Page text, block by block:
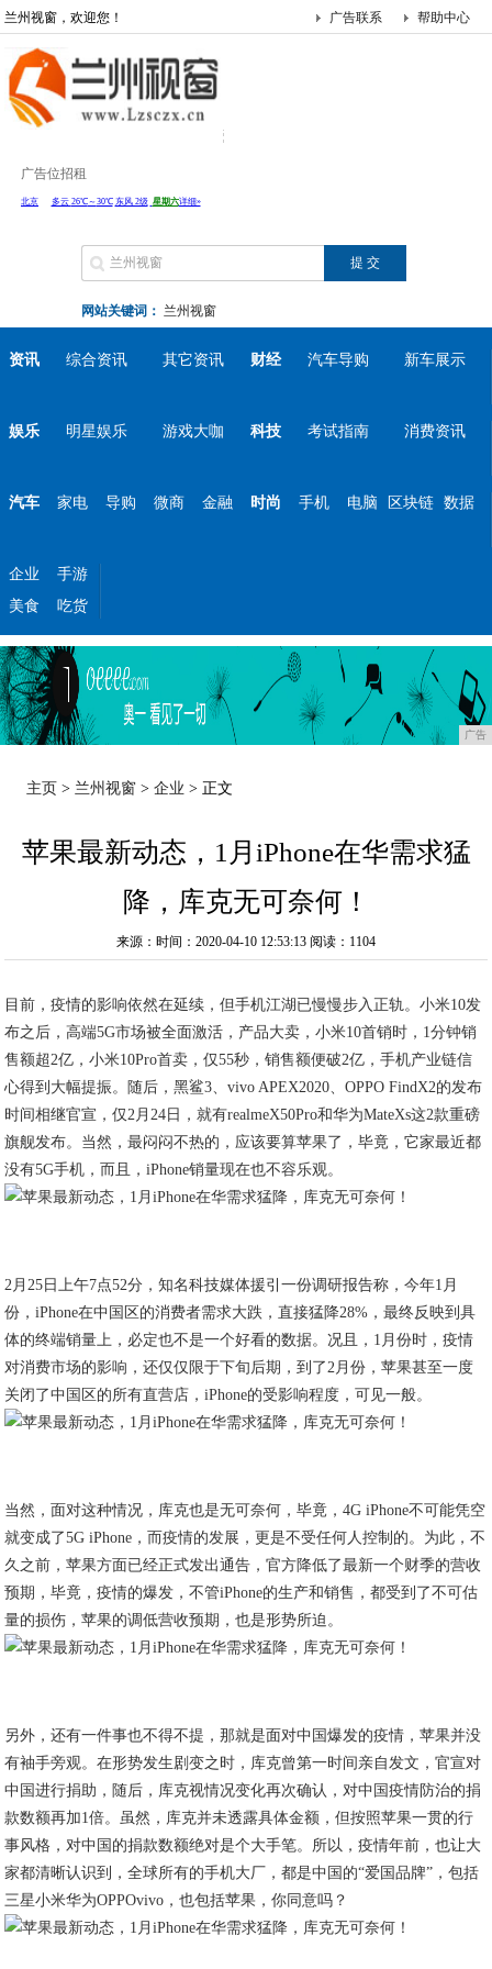
兰州视窗，欢迎您！ 帮助中心
广告联系
广告位招租
网站关键词： 兰州视窗
资讯 综合资讯 其它资讯 财经 汽车导购 新车展示
娱乐 明星娱乐 游戏大咖 科技 考试指南 消费资讯
汽车 家电 导购 微商 金融 时尚 手机 电脑 区块链 数据
企业
手游
美食
吃货
广告
主页 > 兰州视窗 >企业 > 正文
苹果最新动态，1月iPhone在华需求猛
降，库克无可奈何！
来源：时间：2020-04-10 12:53:13 阅读：1104
目前，疫情的影响依然在延续，但手机江湖已慢慢步入正轨。小米10发
布之后，高端5G市场被全面激活，产品大卖，小米10首销时，1分钟销
售额超2亿，小米10Pro首卖，仅55秒，销售额便破2亿，手机产业链信
心得到大幅提振。随后，黑鲨3、vivo APEX2020、OPPO FindX2的发布
时间相继官宣，仅2月24日，就有realmeX50Pro和华为MateXs这2款重磅
旗舰发布。当然，最闷闷不热的，应该要算苹果了，毕竟，它家最近都
没有5G手机，而且，iPhone销量现在也不容乐观。
2月25日上午7点52分，知名科技媒体援引一份调研报告称，今年1月
份，iPhone在中国区的消费者需求大跌，直接猛降28%，最终反映到具
体的终端销量上，必定也不是一个好看的数据。况且，1月份时，疫情
对消费市场的影响，还仅仅限于下旬后期，到了2月份，苹果甚至一度
关闭了中国区的所有直营店，iPhone的受影响程度，可见一般。
当然，面对这种情况，库克也是无可奈何，毕竟，4G iPhone不可能凭空
就变成了5G iPhone，而疫情的发展，更是不受任何人控制的。为此，不
久之前，苹果方面已经正式发出通告，官方降低了最新一个财季的营收
预期，毕竟，疫情的爆发，不管iPhone的生产和销售，都受到了不可估
量的损伤，苹果的调低营收预期，也是形势所迫。
另外，还有一件事也不得不提，那就是面对中国爆发的疫情，苹果并没
有袖手旁观。在形势发生剧变之时，库克曾第一时间亲自发文，官宣对
中国进行捐助，随后，库克视情况变化再次确认，对中国疫情防治的捐
款数额再加1倍。虽然，库克并未透露具体金额，但按照苹果一贯的行
事风格，对中国的捐款数额绝对是个大手笔。所以，疫情年前，也让大
家都清晰认识到，全球所有的手机大厂，都是中国的“爱国品牌”，包括
三星小米华为OPPOvivo，也包括苹果，你同意吗？